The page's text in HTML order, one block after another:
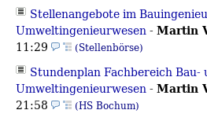
Stellenangebote im
Umweltingenieurwesen- Martin
11:29
(Stellenbörse)
Stundenplan Fachbereich Bau-
Umweltingenieurwesen- Martin
21:58
(HS Bochum)